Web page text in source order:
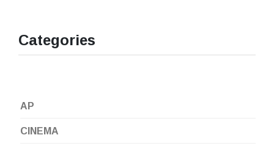
Categories
AP
CINEMA